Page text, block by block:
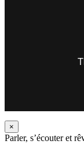
×
Parler, s’écouter et